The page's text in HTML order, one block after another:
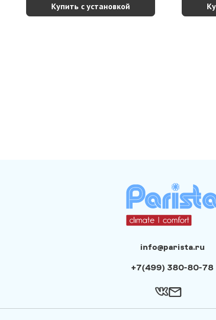
Купить с установкой
info@parista.ru
+7(499) 380-80-78